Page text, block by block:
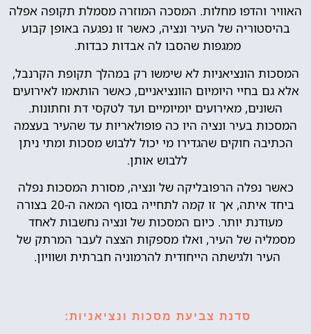
האוויר והדפו מחלות. המסכה המוזרה מסמלת תקופה אפלה
בהיסטוריה של העיר ונציה, כאשר זו נפגעה באופן קבוע
ממגפות שהסבו לה אבדות כבדות.
המסכות הונציאניות לא שימשו רק במהלך תקופת הקרנבל,
אלא גם בחיי היומיום הוונציאניים, כאשר הותאמו לאירועים
השונים, מאירועים יומיומיים ועד לטקסי דת וחתונות.
המסכות בעיר ונציה היו כה פופולאריות עד שהעיר בעצמה
הכתיבה חוקים שהגדירו מי יכול ללבוש מסכות ומתי ניתן
ללבוש אותן.
כאשר נפלה הרפובליקה של ונציה, מסורת המסכות נפלה
ביחד איתה, אך זו קמה לתחייה בסוף המאה ה-20 בצורה
מעודנת יותר. כיום המסכות של ונציה נחשבות לאחד
מסמליה של העיר, ואלו מספקות הצצה לעבר המרתק של
העיר ולגישתה הייחודית להרמוניה חברתית ושוויון.
סדנת צביעת מסכות ונציאניות: